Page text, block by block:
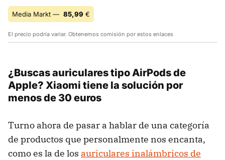
Media Markt — 85,99 €
El precio podría variar. Obtenemos comisión por estos enlaces
¿Buscas auriculares tipo AirPods de
Apple? Xiaomi tiene la solución por
menos de 30 euros
Turno ahora de pasar a hablar de una categoría
de productos que personalmente nos encanta,
como es la de los auriculares inalámbricos de